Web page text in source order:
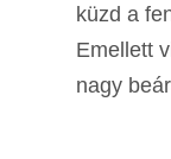
küzd a
Emellett
nagy